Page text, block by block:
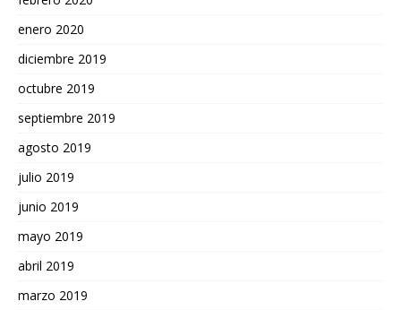
enero 2020
diciembre 2019
octubre 2019
septiembre 2019
agosto 2019
julio 2019
junio 2019
mayo 2019
abril 2019
marzo 2019